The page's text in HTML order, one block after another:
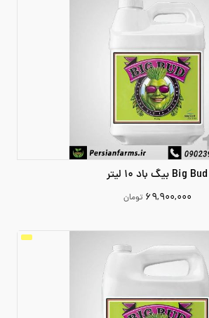
Big Bud بیگ باد 10 لیتر
۶۹,۹۰۰,۰۰۰ تومان